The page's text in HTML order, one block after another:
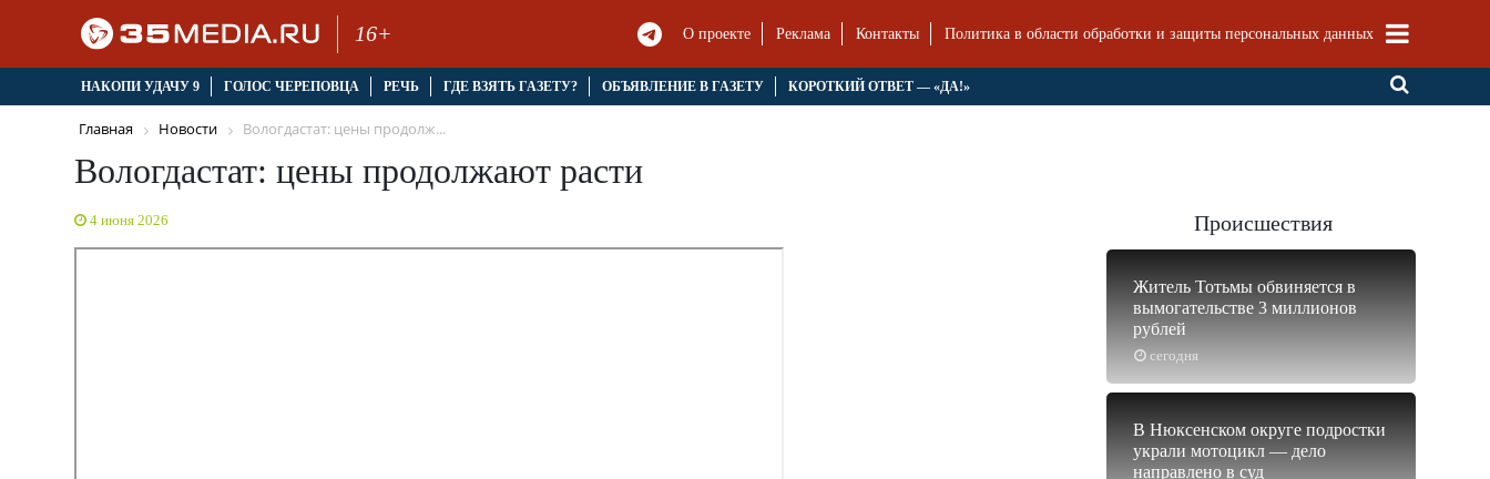
16+ О проекте Реклама Контакты Политика в области обработки и защиты персональных данных
НАКОПИ УДАЧУ 9 ГОЛОС ЧЕРЕПОВЦА РЕЧЬ ГДЕ ВЗЯТЬ ГАЗЕТУ? ОБЪЯВЛЕНИЕ В ГАЗЕТУ КОРОТКИЙ ОТВЕТ — «ДА!»
Главная Новости Вологдастат: цены продолж...
Вологдастат: цены продолжают расти
4 июня 2026 Происшествия
сегодня
Житель Тотьмы обвиняется в
вымогательстве 3 миллионов
рублей
В Нюксенском округе подростки
украли мотоцикл — дело
направлено в суд